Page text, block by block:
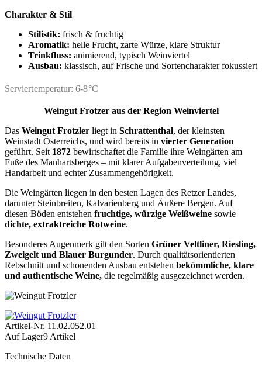
Charakter & Stil
Stilistik: frisch & fruchtig
Aromatik: helle Frucht, zarte Würze, klare Struktur
Trinkfluss: animierend, typisch Weinviertel
Ausbau: klassisch, auf Frische und Sortencharakter fokussiert
Serviertemperatur: 6-8°C
Weingut Frotzer aus der Region Weinviertel
Das Weingut Frotzler liegt in Schrattenthal, der kleinsten
Weinstadt Österreichs, und wird bereits in vierter Generation
geführt. Seit 1872 bewirtschaftet die Familie ihre Weingärten am
Fuße des Manhartsberges – mit klarer Aufgabenverteilung, viel
Handarbeit und echter Zusammengehörigkeit.
Die Weingärten liegen in den besten Lagen des Retzer Landes,
darunter Steinbreiten, Kalvarienberg und Äußere Bergen. Auf
diesen Böden entstehen fruchtige, würzige Weißweine sowie
dichte, extraktreiche Rotweine.
Besonderes Augenmerk gilt den Sorten Grüner Veltliner, Riesling,
Zweigelt und Blauer Burgunder. Durch qualitätsorientierten
Rebschnitt und schonenden Ausbau entstehen bekömmliche, klare
und authentische Weine, die regelmäßig ausgezeichnet werden.
Artikel-Nr. 11.02.052.01
Auf Lager9 Artikel
Technische Daten